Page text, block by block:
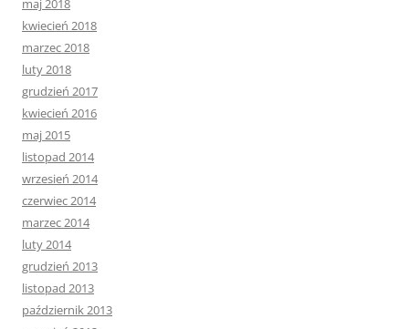
maj 2018
kwiecień 2018
marzec 2018
luty 2018
grudzień 2017
kwiecień 2016
maj 2015
listopad 2014
wrzesień 2014
czerwiec 2014
marzec 2014
luty 2014
grudzień 2013
listopad 2013
październik 2013